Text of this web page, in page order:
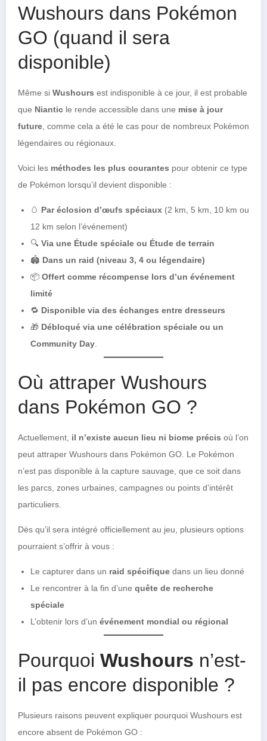
Wushours dans Pokémon
GO (quand il sera
disponible)
Même si Wushours est indisponible à ce jour, il est probable
que Niantic le rende accessible dans une mise à jour
future , comme cela a été le cas pour de nombreux Pokémon
légendaires ou régionaux.
Voici les méthodes les plus courantes pour obtenir ce type
de Pokémon lorsqu’il devient disponible :
🥚 Par éclosion d’œufs spéciaux (2 km, 5 km, 10 km ou
12 km selon l’événement)
🔍 Via une Étude spéciale ou Étude de terrain
🏟️ Dans un raid (niveau 3, 4 ou légendaire)
📦 Offert comme récompense lors d’un événement
limité
🔁 Disponible via des échanges entre dresseurs
🎁 Débloqué via une célébration spéciale ou un
Community Day
Où attraper Wushours
dans Pokémon GO ?
Actuellement, il n’existe aucun lieu ni biome précis où l’on
peut attraper Wushours dans Pokémon GO. Le Pokémon
n’est pas disponible à la capture sauvage, que ce soit dans
les parcs, zones urbaines, campagnes ou points d’intérêt
particuliers.
Dès qu’il sera intégré officiellement au jeu, plusieurs options
pourraient s’offrir à vous :
Le capturer dans un raid spécifique dans un lieu donné
Le rencontrer à la fin d’une quête de recherche
spéciale
L’obtenir lors d’un événement mondial ou régional
Pourquoi Wushours n’est-
il pas encore disponible ?
Plusieurs raisons peuvent expliquer pourquoi Wushours est
encore absent de Pokémon GO :